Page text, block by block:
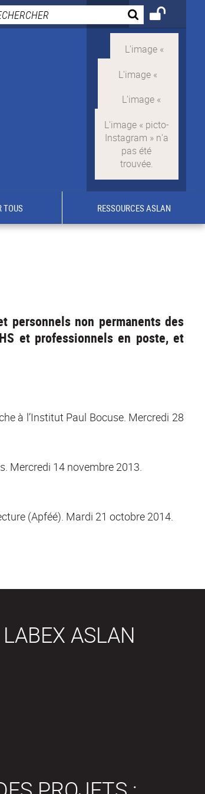
TOUS RESSOURCES ASLAN
personnels non permanents des
et professionnels en poste, et
à l’Institut Paul Bocuse. Mercredi 28
Mercredi 14 novembre 2013.
(Apféé). Mardi 21 octobre 2014.
ASLAN